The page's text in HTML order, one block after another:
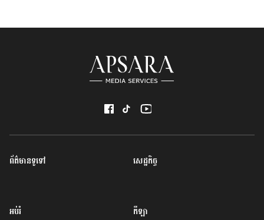
ព័ត៌មានទូទៅ សេដ្ឋកិច្ច
អប់រំ កីឡា